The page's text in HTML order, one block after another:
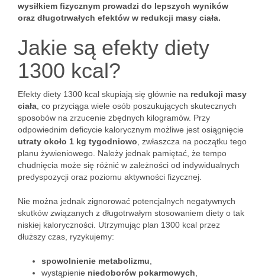
wysiłkiem fizycznym prowadzi do lepszych wyników
oraz długotrwałych efektów w redukcji masy ciała.
Jakie są efekty diety
1300 kcal?
Efekty diety 1300 kcal skupiają się głównie na redukcji masy
ciała , co przyciąga wiele osób poszukujących skutecznych
sposobów na zrzucenie zbędnych kilogramów. Przy
odpowiednim deficycie kalorycznym możliwe jest osiągnięcie
utraty około 1 kg tygodniowo , zwłaszcza na początku tego
planu żywieniowego. Należy jednak pamiętać, że tempo
chudnięcia może się różnić w zależności od indywidualnych
predyspozycji oraz poziomu aktywności fizycznej.
Nie można jednak zignorować potencjalnych negatywnych
skutków związanych z długotrwałym stosowaniem diety o tak
niskiej kaloryczności. Utrzymując plan 1300 kcal przez
dłuższy czas, ryzykujemy:
spowolnienie metabolizmu
wystąpienie niedoborów pokarmowych